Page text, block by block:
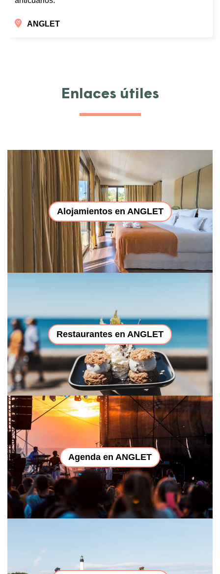
ANGLET
Enlaces útiles
Alojamientos en ANGLET
Restaurantes en ANGLET
Agenda en ANGLET